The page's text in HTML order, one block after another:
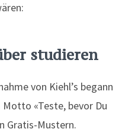
studieren
von Kiehl’s begann
«Teste, bevor Du
Gratis-Mustern.